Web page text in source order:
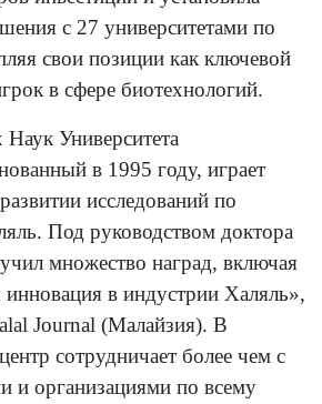
с 27 университетами по
свои позиции как ключевой
в сфере биотехнологий.
Университета
в 1995 году, играет
исследований по
Под руководством доктора
множество наград, включая
в индустрии Халяль»,
Journal (Малайзия). В
сотрудничает более чем с
и организациями по всему